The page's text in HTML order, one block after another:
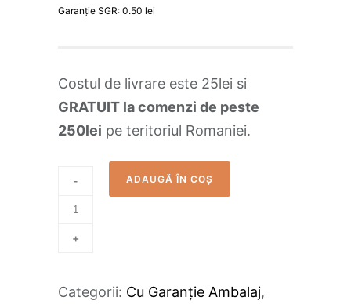
Garanție SGR: 0.50 lei
Costul de livrare este 25lei si
GRATUIT la comenzi de peste
250lei pe teritoriul Romaniei.
-
+
ADAUGĂ ÎN COȘ
Categorii: Cu Garanție Ambalaj,